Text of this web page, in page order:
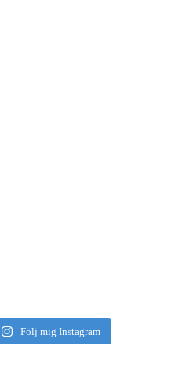
Följ mig Instagram